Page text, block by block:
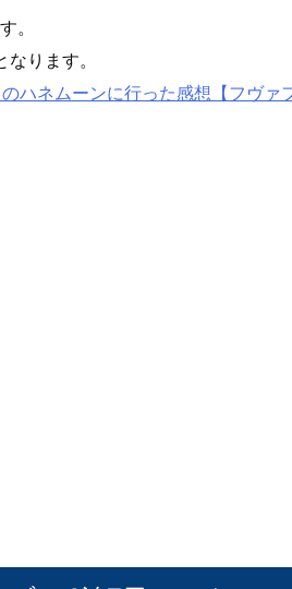
。
ります。
ハネムーンに行った感想【フヴ